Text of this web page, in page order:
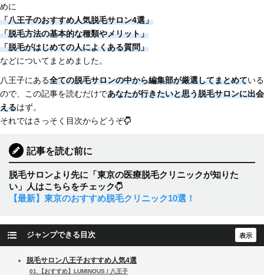
めに
「八王子のおすすめ人気脱毛サロン4選」
「脱毛方法の基本的な種類やメリット」
「脱毛がはじめての人によくある質問」
などについてまとめました。
八王子にある全ての脱毛サロンの中から編集部が厳選してまとめている
ので、この記事を読むだけであなたが行きたいと思う脱毛サロンに出会
えるはず。
それではさっそく目次からどうぞ
記事を読む前に
脱毛サロンより先に「東京の医療脱毛クリニックが知りた
い」人はこちらをチェック
【最新】東京のおすすめ脱毛クリニック10選！
ジャンプできる目次
脱毛サロン八王子おすすめ人気4選
01.【おすすめ】LUMINOUS / 八王子